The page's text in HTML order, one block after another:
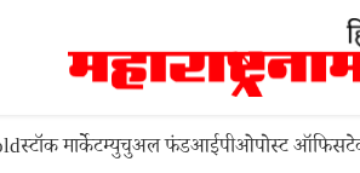
स्टॉक मार्केटम्युचुअल फंडआईपीओपोस्ट ऑफिस